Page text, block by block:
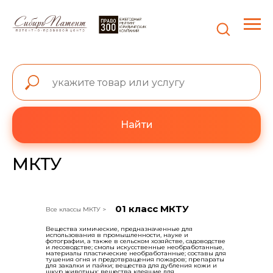
Найти
МКТУ
Вещества химические, предназначенные для
использования в промышленности, науке и
фотографии, а также в сельском хозяйстве, садоводстве
и лесоводстве; смолы искусственные необработанные,
материалы пластические необработанные; составы для
тушения огня и предотвращения пожаров; препараты
для закалки и пайки; вещества для дубления кожи и
01 класс МКТУ
Все классы МКТУ >